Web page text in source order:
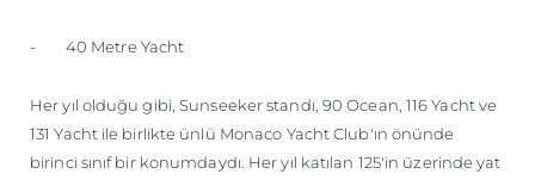
- 40 Metre Yacht
Her yıl olduğu gibi, Sunseeker standı, 90 Ocean, 116 Yacht ve
131 Yacht ile birlikte ünlü Monaco Yacht Club'ın önünde
birinci sınıf bir konumdaydı. Her yıl katılan 125'in üzerinde yat